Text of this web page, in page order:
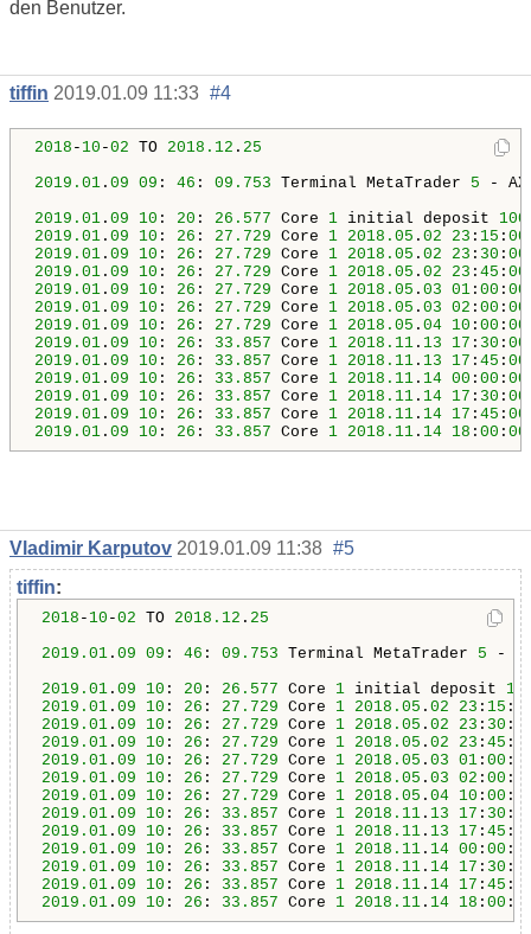
den Benutzer.
tiffin 2019.01.09 11:33 #4
2018 - 10 -02 TO 2018.12 . 25
2019.01 . 09 09 : 46 : 09.753 Terminal MetaTrader 5 -
2019.01 . 09 10 : 20 : 26.577 Core 1 initial deposit
2019.01 . 09 10 : 26 : 27.729 Core 1 2018.05 . 02 23 : 15 : 00
2019.01 . 09 10 : 26 : 27.729 Core 1 2018.05 . 02 23 : 30 : 00
2019.01 . 09 10 : 26 : 27.729 Core 1 2018.05 . 02 23 : 45 : 00
2019.01 . 09 10 : 26 : 27.729 Core 1 2018.05 . 03 01 : 00 : 00
2019.01 . 09 10 : 26 : 27.729 Core 1 2018.05 . 03 02 : 00 : 00
2019.01 . 09 10 : 26 : 27.729 Core 1 2018.05 . 04 10 : 00 : 00
2019.01 . 09 10 : 26 : 33.857 Core 1 2018.11 . 13 17 : 30 : 00
2019.01 . 09 10 : 26 : 33.857 Core 1 2018.11 . 13 17 : 45 : 00
2019.01 . 09 10 : 26 : 33.857 Core 1 2018.11 . 14 00 : 00 : 00
2019.01 . 09 10 : 26 : 33.857 Core 1 2018.11 . 14 17 : 30 : 00
2019.01 . 09 10 : 26 : 33.857 Core 1 2018.11 . 14 17 : 45 : 00
2019.01 . 09 10 : 26 : 33.857 Core 1 2018.11 . 14 18 : 00 : 00
Vladimir Karputov 2019.01.09 11:38 #5
tiffin:
2018 - 10 -02 TO 2018.12 . 25
2019.01 . 09 09 : 46 : 09.753 Terminal MetaTrader 5 -
2019.01 . 09 10 : 20 : 26.577 Core 1 initial deposit
2019.01 . 09 10 : 26 : 27.729 Core 1 2018.05 . 02 23 : 15 :
2019.01 . 09 10 : 26 : 27.729 Core 1 2018.05 . 02 23 : 30 :
2019.01 . 09 10 : 26 : 27.729 Core 1 2018.05 . 02 23 : 45 :
2019.01 . 09 10 : 26 : 27.729 Core 1 2018.05 . 03 01 : 00 :
2019.01 . 09 10 : 26 : 27.729 Core 1 2018.05 . 03 02 : 00 :
2019.01 . 09 10 : 26 : 27.729 Core 1 2018.05 . 04 10 : 00 :
2019.01 . 09 10 : 26 : 33.857 Core 1 2018.11 . 13 17 : 30 :
2019.01 . 09 10 : 26 : 33.857 Core 1 2018.11 . 13 17 : 45 :
2019.01 . 09 10 : 26 : 33.857 Core 1 2018.11 . 14 00 : 00 :
2019.01 . 09 10 : 26 : 33.857 Core 1 2018.11 . 14 17 : 30 :
2019.01 . 09 10 : 26 : 33.857 Core 1 2018.11 . 14 17 : 45 :
2019.01 . 09 10 : 26 : 33.857 Core 1 2018.11 . 14 18 : 00 :